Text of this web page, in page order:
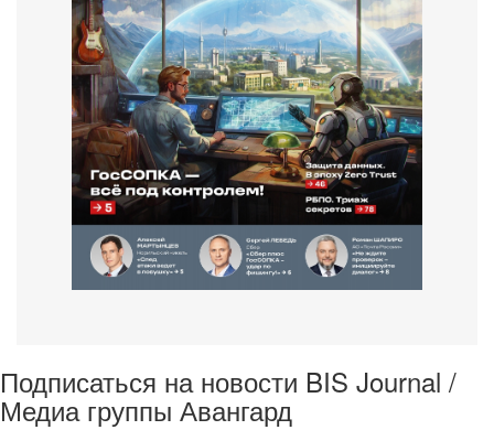
Подписаться на новости BIS Journal /
Медиа группы Авангард